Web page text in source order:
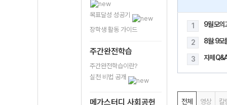
목표달성 성공기
장학생 활동 가이드
주간완전학습
주간완전학습이란?
실천 비법 공개
메가스터디 사회공헌
1 9월 모의
2 8월: 9모
3 자체
전체 영상 칼